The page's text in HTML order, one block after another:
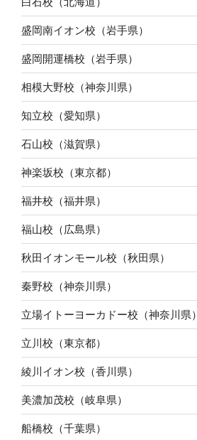
盛岡南イオン校（岩手県）
盛岡開運橋校（岩手県）
相模大野校（神奈川県）
知立校（愛知県）
石山校（滋賀県）
神楽坂校（東京都）
福井校（福井県）
福山校（広島県）
秋田イオンモール校（秋田県）
秦野校（神奈川県）
立場イトーヨーカドー校（神奈川県）
立川校（東京都）
綾川イオン校（香川県）
美濃加茂校（岐阜県）
船橋校（千葉県）